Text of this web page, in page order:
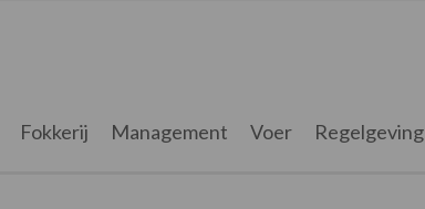
Fokkerij Management Voer Regelgeving